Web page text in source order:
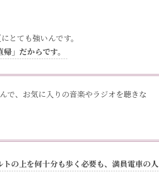
とても強いんです。
」だからです。
で、お気に入りの音楽やラジオを聴きな
の上を何十分も歩く必要も、満員電車の人